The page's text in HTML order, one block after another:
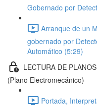
Gobernado por
Arranque de un
gobernado por
Automático (5:29)
LECTURA DE
(Plano Electromecánico)
Portada,